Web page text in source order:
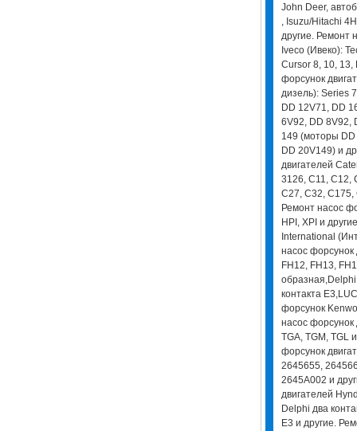
John Deer,
, Isuzu/Hitachi
другие. Ремонт
Iveco (Ивеко):
Cursor 8, 10, 13,
форсунок
дизель): Series
DD 12V71, DD
6V92, DD 8V92,
149 (моторы
DD 20V149) и
двигателей
3126, C11, C12,
С27, С32, С175,
Ремонт насос
HPI, XPI и
International
насос форсунок
FH12, FH13,
контакта
форсунок
насос форсунок
TGA, TGM, TGL
форсунок
2645655,
2645A002 и
двигателей
Delphi два
E3 и другие.